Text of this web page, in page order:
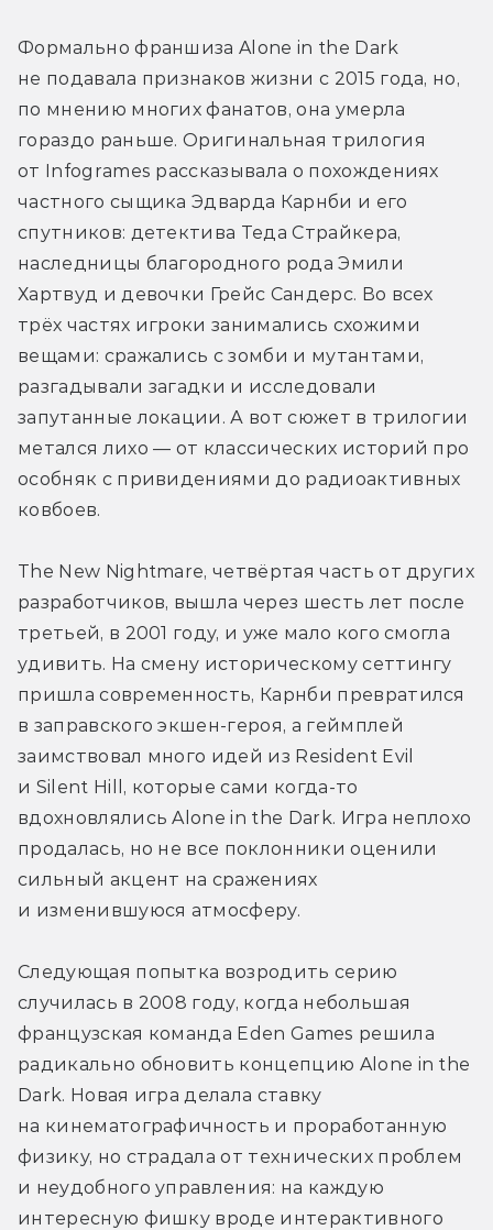
Формально франшиза Alone in the Dark
не подавала признаков жизни с 2015 года, но,
по мнению многих фанатов, она умерла
гораздо раньше. Оригинальная трилогия
от Infogrames рассказывала о похождениях
частного сыщика Эдварда Карнби и его
спутников: детектива Теда Страйкера,
наследницы благородного рода Эмили
Хартвуд и девочки Грейс Сандерс. Во всех
трёх частях игроки занимались схожими
вещами: сражались с зомби и мутантами,
разгадывали загадки и исследовали
запутанные локации. А вот сюжет в трилогии
метался лихо — от классических историй про
особняк с привидениями до радиоактивных
ковбоев.
The New Nightmare, четвёртая часть от других
разработчиков, вышла через шесть лет после
третьей, в 2001 году, и уже мало кого смогла
удивить. На смену историческому сеттингу
пришла современность, Карнби превратился
в заправского экшен-героя, а геймплей
заимствовал много идей из Resident Evil
и Silent Hill, которые сами когда-то
вдохновлялись Alone in the Dark. Игра неплохо
продалась, но не все поклонники оценили
сильный акцент на сражениях
и изменившуюся атмосферу.
Следующая попытка возродить серию
случилась в 2008 году, когда небольшая
французская команда Eden Games решила
радикально обновить концепцию Alone in the
Dark. Новая игра делала ставку
на кинематографичность и проработанную
физику, но страдала от технических проблем
и неудобного управления: на каждую
интересную фишку вроде интерактивного